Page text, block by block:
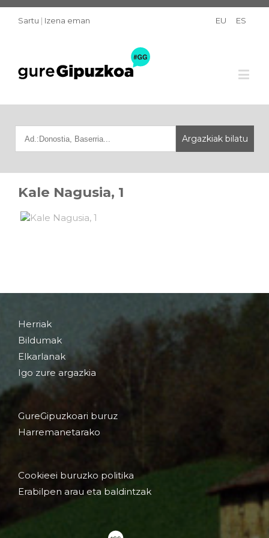
Sartu | Izena eman EU ES
Kale Nagusia, 1
Herriak
Bildumak
Elkarlanak
Igo zure argazkia
GureGipuzkoari buruz
Harremanetarako
Cookieei buruzko politika
Erabilpen arau eta baldintzak